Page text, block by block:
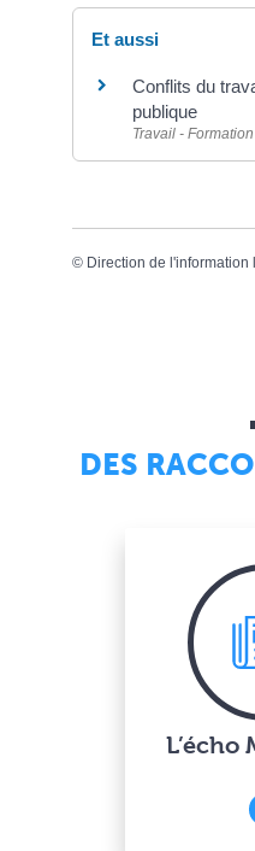
Et aussi
Conflits du
publique
Travail - Formation
© Direction de
DES
L’écho